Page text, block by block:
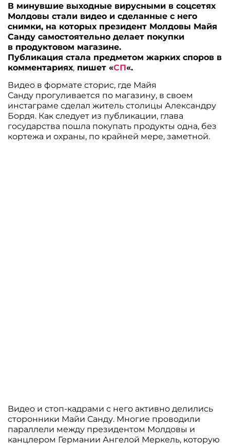
В минувшие выходные вирусными в соцсетях
Молдовы стали видео и сделанные с него
снимки, на которых президент Молдовы Майя
Санду самостоятельно делает покупки
в продуктовом магазине.
Публикация стала предметом жарких споров в
комментариях, пишет «СП«.
Видео в формате сторис, где Майя
Санду прогуливается по магазину, в своем
инстаграме сделал житель столицы Александру
Бордя. Как следует из публикации, глава
государства пошла покупать продукты одна, без
кортежа и охраны, по крайней мере, заметной.
Видео и стоп-кадрами с него активно делились
сторонники Майи Санду. Многие проводили
параллели между президентом Молдовы и
канцлером Германии Ангелой Меркель, которую